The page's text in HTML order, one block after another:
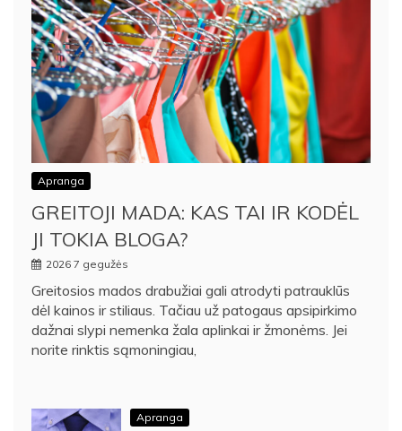
Apranga
GREITOJI MADA: KAS TAI IR KODĖL
JI TOKIA BLOGA?
2026 7 gegužės
Greitosios mados drabužiai gali atrodyti patrauklūs
dėl kainos ir stiliaus. Tačiau už patogaus apsipirkimo
dažnai slypi nemenka žala aplinkai ir žmonėms. Jei
norite rinktis sąmoningiau,
Apranga